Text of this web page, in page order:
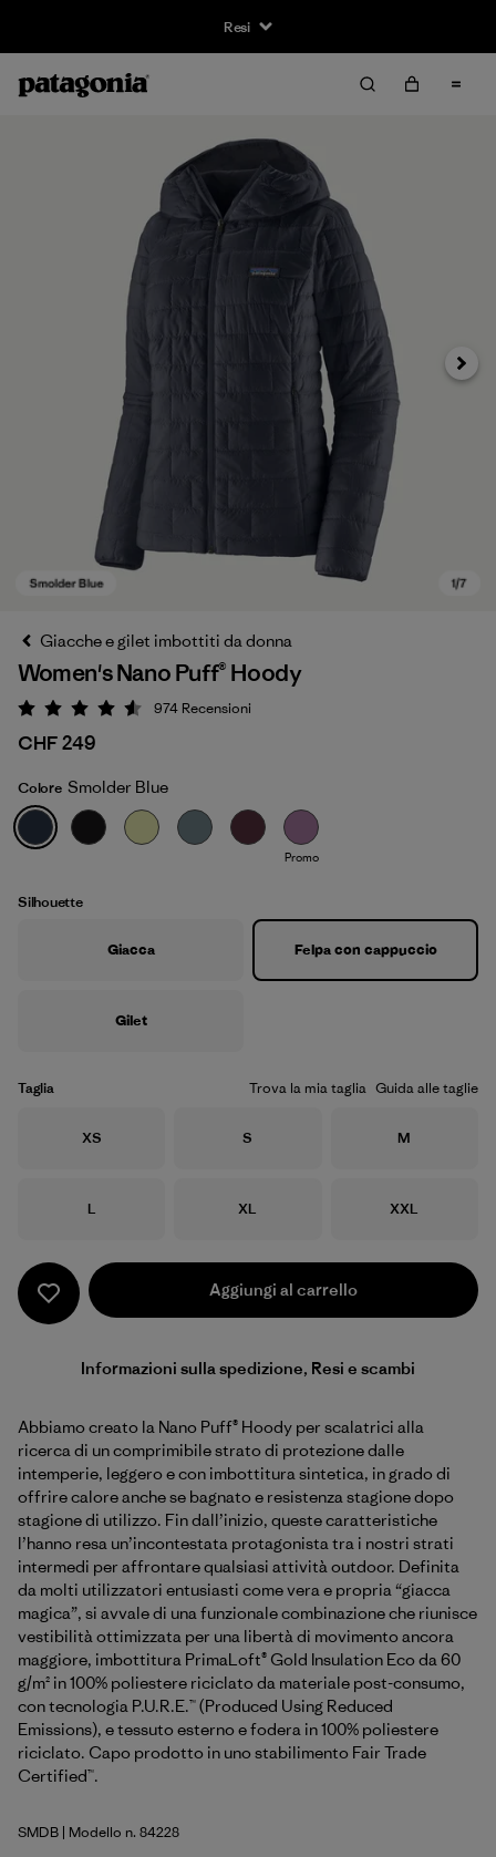
Resi
Smolder Blue
Avanti
Giacche e gilet imbottiti da donna
Women's Nano Puff® Hoody
Valutazione: 4.6 / 5
974 Recensioni
CHF 249
Colore Smolder Blue
Promo
Silhouette
Giacca Felpa con cappuccio
Gilet
Taglia Trova la mia taglia Guida alle taglie
Taglia
XS Taglia
S Taglia
M
Taglia
L Taglia
XL Taglia
XXL
Aggiungi al carrello
Informazioni sulla spedizione, Resi e scambi
Abbiamo creato la Nano Puff® Hoody per scalatrici alla
ricerca di un comprimibile strato di protezione dalle
intemperie, leggero e con imbottitura sintetica, in grado di
offrire calore anche se bagnato e resistenza stagione dopo
stagione di utilizzo. Fin dall’inizio, queste caratteristiche
l’hanno resa un’incontestata protagonista tra i nostri strati
intermedi per affrontare qualsiasi attività outdoor. Definita
da molti utilizzatori entusiasti come vera e propria “giacca
magica”, si avvale di una funzionale combinazione che riunisce
vestibilità ottimizzata per una libertà di movimento ancora
maggiore, imbottitura PrimaLoft® Gold Insulation Eco da 60
g/m² in 100% poliestere riciclato da materiale post-consumo,
con tecnologia P.U.R.E.™ (Produced Using Reduced
Emissions), e tessuto esterno e fodera in 100% poliestere
riciclato. Capo prodotto in uno stabilimento Fair Trade
Certified™.
Smolder Blue
SMDB | Modello n. 84228